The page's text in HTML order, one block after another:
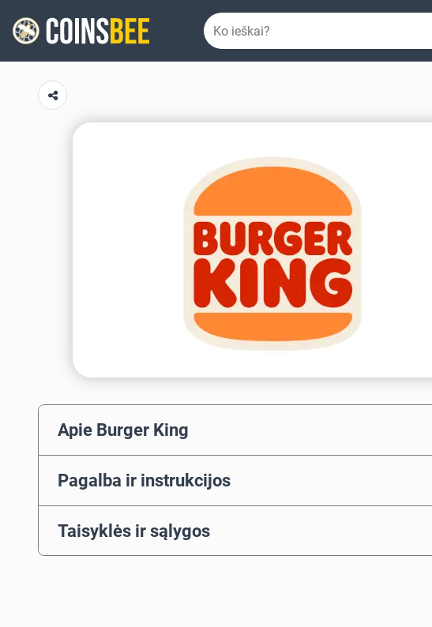
Apie Burger King
Pagalba ir instrukcijos
Taisyklės ir sąlygos